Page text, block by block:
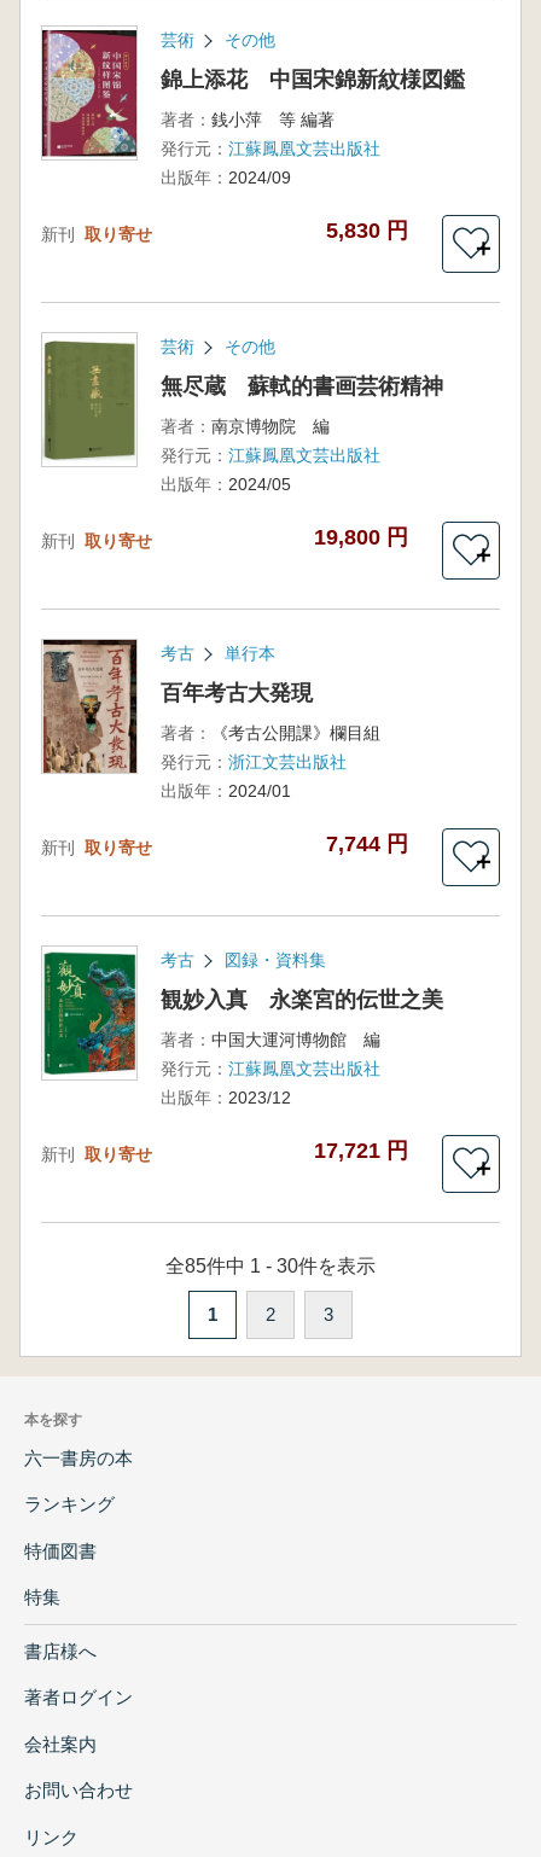
芸術 その他
錦上添花 中国宋錦新紋様図鑑
著者： 銭小萍 等 編著
発行元： 江蘇鳳凰文芸出版社
出版年： 2024/09
新刊 取り寄せ 5,830 円
＋
芸術 その他
無尽蔵 蘇軾的書画芸術精神
著者： 南京博物院 編
発行元： 江蘇鳳凰文芸出版社
出版年： 2024/05
新刊 取り寄せ 19,800 円
＋
考古 単行本
百年考古大発現
著者：
《考古公開課》欄目組
発行元： 浙江文芸出版社
出版年： 2024/01
新刊 取り寄せ 7,744 円
＋
考古 図録・資料集
観妙入真 永楽宮的伝世之美
著者： 中国大運河博物館 編
発行元： 江蘇鳳凰文芸出版社
出版年： 2023/12
新刊 取り寄せ 17,721 円
＋
全85件中 1 - 30件を表示
1 2 3
本を探す
六一書房の本
ランキング
特価図書
特集
書店様へ
著者ログイン
会社案内
お問い合わせ
リンク